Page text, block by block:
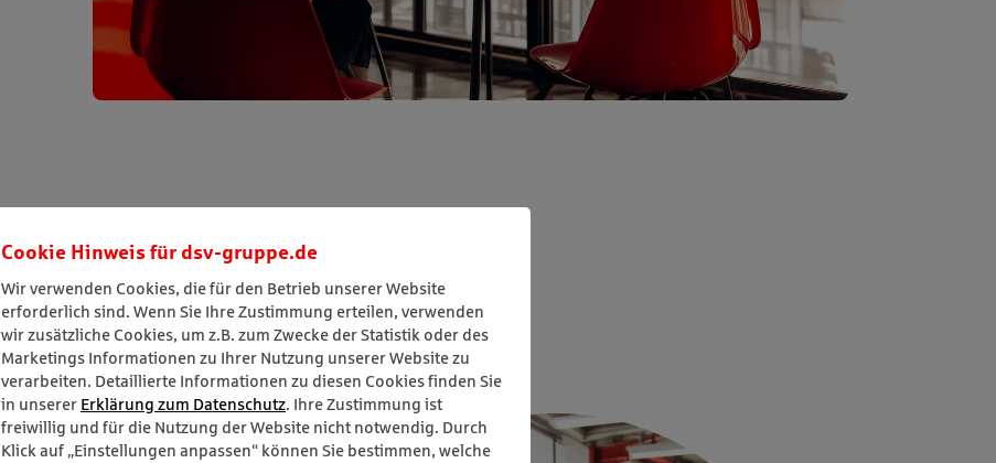
Cookie Hinweis für dsv-gruppe.de
Wir verwenden Cookies, die für den Betrieb unserer Website
erforderlich sind. Wenn Sie Ihre Zustimmung erteilen, verwenden
wir zusätzliche Cookies, um z.B. zum Zwecke der Statistik oder des
Marketings Informationen zu Ihrer Nutzung unserer Website zu
verarbeiten. Detaillierte Informationen zu diesen Cookies finden Sie
in unserer Erklärung zum Datenschutz. Ihre Zustimmung ist
freiwillig und für die Nutzung der Website nicht notwendig. Durch
Klick auf „Einstellungen anpassen“ können Sie bestimmen, welche